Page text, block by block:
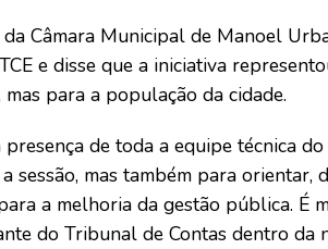
Câmara Municipal de Manoel
e disse que a iniciativa
para a população da cidade.
presença de toda a equipe técnica
sessão, mas também para
a melhoria da gestão pública. É
do Tribunal de Contas dentro da